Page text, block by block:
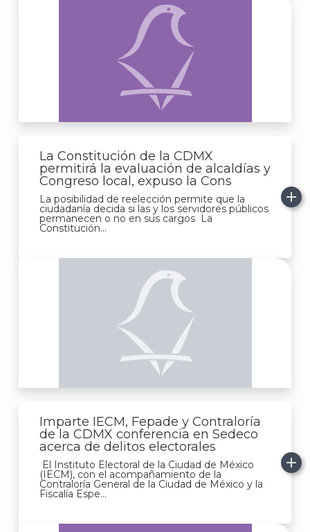
La Constitución de la CDMX
permitirá la evaluación de alcaldías y
Congreso local, expuso la Cons
La posibilidad de reelección permite que la
ciudadanía decida si las y los servidores públicos
permanecen o no en sus cargos La
Constitución...
Imparte IECM, Fepade y Contraloría
de la CDMX conferencia en Sedeco
acerca de delitos electorales
El Instituto Electoral de la Ciudad de México
(IECM), con el acompañamiento de la
Contraloría General de la Ciudad de México y la
Fiscalía Espe...